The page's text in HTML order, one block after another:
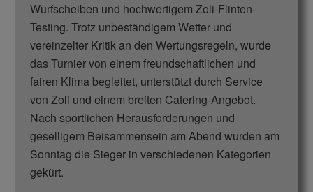
Wurfscheiben und hochwertigem Zoli-Flinten-
Testing. Trotz unbeständigem Wetter und
vereinzelter Kritik an den Wertungsregeln, wurde
das Turnier von einem freundschaftlichen und
fairen Klima begleitet, unterstützt durch Service
von Zoli und einem breiten Catering-Angebot.
Nach sportlichen Herausforderungen und
geselligem Beisammensein am Abend wurden am
Sonntag die Sieger in verschiedenen Kategorien
gekürt.